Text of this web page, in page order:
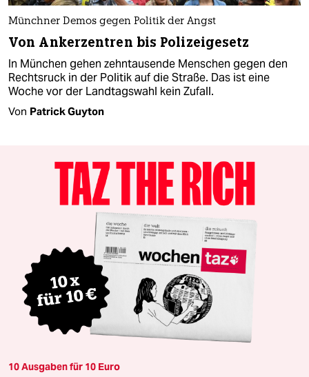
Münchner Demos gegen Politik der Angst
Von Ankerzentren bis Polizeigesetz
In München gehen zehntausende Menschen gegen den
Rechtsruck in der Politik auf die Straße. Das ist eine
Woche vor der Landtagswahl kein Zufall.
Von Patrick Guyton
10 Ausgaben für 10 Euro